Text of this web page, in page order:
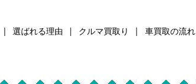
選ばれる理由 クルマ買取り 車買取の流れ